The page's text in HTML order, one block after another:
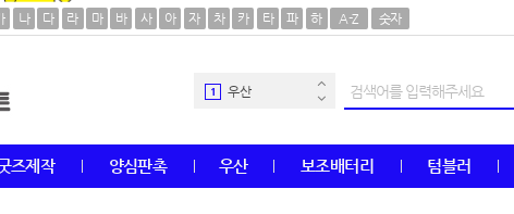
나 다 라 마 바 사 아 자 차 카 타 파 하 A-Z 숫자
2 AP-100062
3 타올
4 수건
즈제작 양심판촉 우산 보조배터리 텀블러